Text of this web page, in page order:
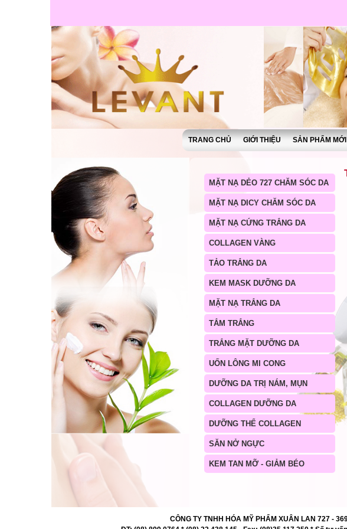
TRANG CHỦ GIỚI THIỆU SẢN PHẨM MỚI
MẶT NẠ DẺO 727 CHĂM SÓC DA
MẶT NẠ DICY CHĂM SÓC DA
MẶT NẠ CỨNG TRẮNG DA
COLLAGEN VÀNG
TẢO TRẮNG DA
KEM MASK DƯỠNG DA
MẶT NẠ TRẮNG DA
TẮM TRẮNG
TRẮNG MẶT DƯỠNG DA
UỐN LÔNG MI CONG
DƯỠNG DA TRỊ NÁM, MỤN
COLLAGEN DƯỠNG DA
DƯỠNG THỂ COLLAGEN
SĂN NỞ NGỰC
KEM TAN MỠ - GIẢM BÉO
CÔNG TY TNHH HÓA MỸ PHẨM XUÂN LAN 727 -